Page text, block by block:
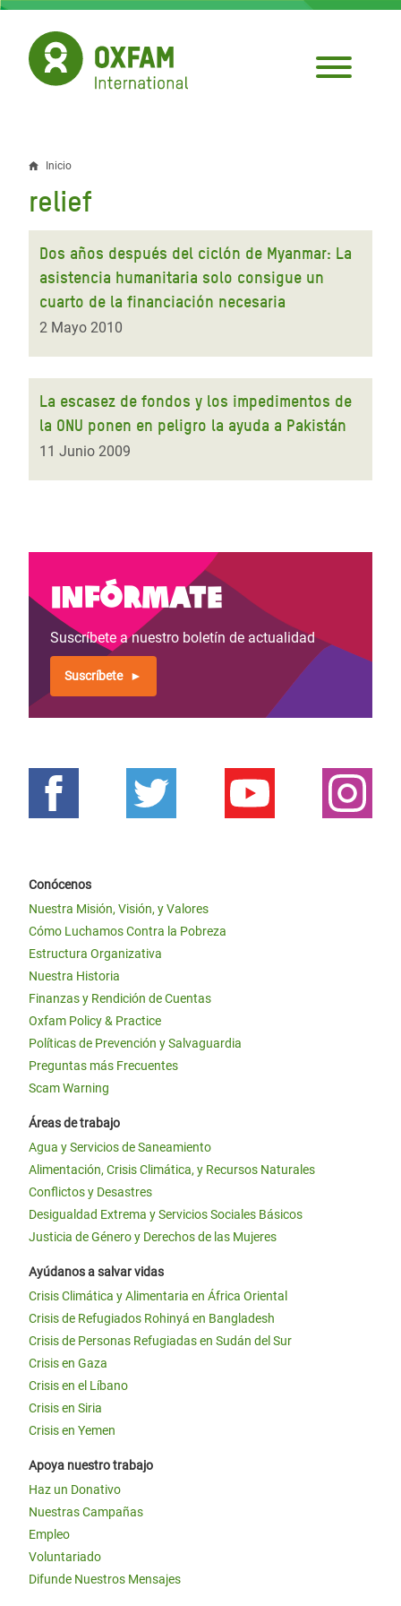
Pasar
contenido
principal
Sobrescribir
enlaces
de
ayuda
la
navegación
Inicio
relief
Dos años después del ciclón de Myanmar: La
asistencia humanitaria solo consigue un
cuarto de la financiación necesaria
2 Mayo 2010
La escasez de fondos y los impedimentos de
la ONU ponen en peligro la ayuda a Pakistán
11 Junio 2009
Infórmate
Suscríbete a nuestro boletín de actualidad
Suscríbete
Conócenos
Nuestra Misión, Visión, y Valores
Cómo Luchamos Contra la Pobreza
Estructura Organizativa
Nuestra Historia
Finanzas y Rendición de Cuentas
Oxfam Policy & Practice
Políticas de Prevención y Salvaguardia
Preguntas más Frecuentes
Scam Warning
Áreas de trabajo
Agua y Servicios de Saneamiento
Alimentación, Crisis Climática, y Recursos Naturales
Conflictos y Desastres
Desigualdad Extrema y Servicios Sociales Básicos
Justicia de Género y Derechos de las Mujeres
Ayúdanos a salvar vidas
Crisis Climática y Alimentaria en África Oriental
Crisis de Refugiados Rohinyá en Bangladesh
Crisis de Personas Refugiadas en Sudán del Sur
Crisis en Gaza
Crisis en el Líbano
Crisis en Siria
Crisis en Yemen
Apoya nuestro trabajo
Haz un Donativo
Nuestras Campañas
Empleo
Voluntariado
Difunde Nuestros Mensajes